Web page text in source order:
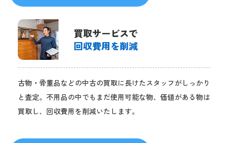
買取サービスで
回収費用を削減
古物・骨董品などの中古の買取に長けたスタッフがしっかり
と査定。不用品の中でもまだ使用可能な物、価値がある物は
買取し、回収費用を削減いたします。